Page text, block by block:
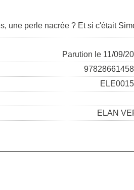
une perle nacrée ? Et si c'était
Parution le 11/09/
ELAN